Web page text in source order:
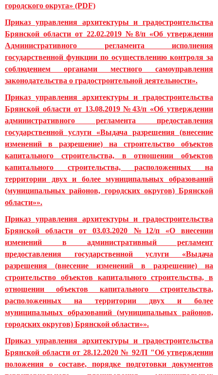
городского округа» (PDF)
Приказ управления архитектуры и градостроительства
Брянской области от 22.02.2019 №8/п «Об утверждении
Административного регламента исполнения
государственной функции по осуществлению контроля за
соблюдением органами местного самоуправления
законодательства о градостроительной деятельности».
Приказ управления архитектуры и градостроительства
Брянской области от 13.08.2019 №43/п «Об утверждении
административного регламента предоставления
государственной услуги «Выдача разрешения (внесение
изменений в разрешение) на строительство объектов
капитального строительства, в отношении объектов
капитального строительства, расположенных на
территории двух и более муниципальных образований
(муниципальных районов, городских округов) Брянской
области»».
Приказ управления архитектуры и градостроительства
Брянской области от 03.03.2020 №12/п «О внесении
изменений в административный регламент
предоставления государственной услуги «Выдача
разрешения (внесение изменений в разрешение) на
строительство объектов капитального строительства, в
отношении объектов капитального строительства,
расположенных на территории двух и более
муниципальных образований (муниципальных районов,
городских округов) Брянской области»».
Приказ управления архитектуры и градостроительства
Брянской области от 28.12.2020 № 92/П "Об утверждении
положения о составе, порядке подготовки документов